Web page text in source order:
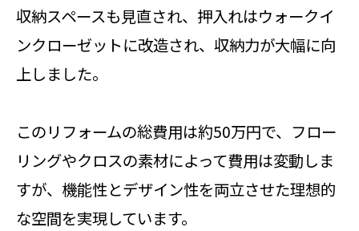
収納スペースも見直され、押入れはウォークイ
ンクローゼットに改造され、収納力が大幅に向
上しました。
このリフォームの総費用は約50万円で、フロー
リングやクロスの素材によって費用は変動しま
すが、機能性とデザイン性を両立させた理想的
な空間を実現しています。